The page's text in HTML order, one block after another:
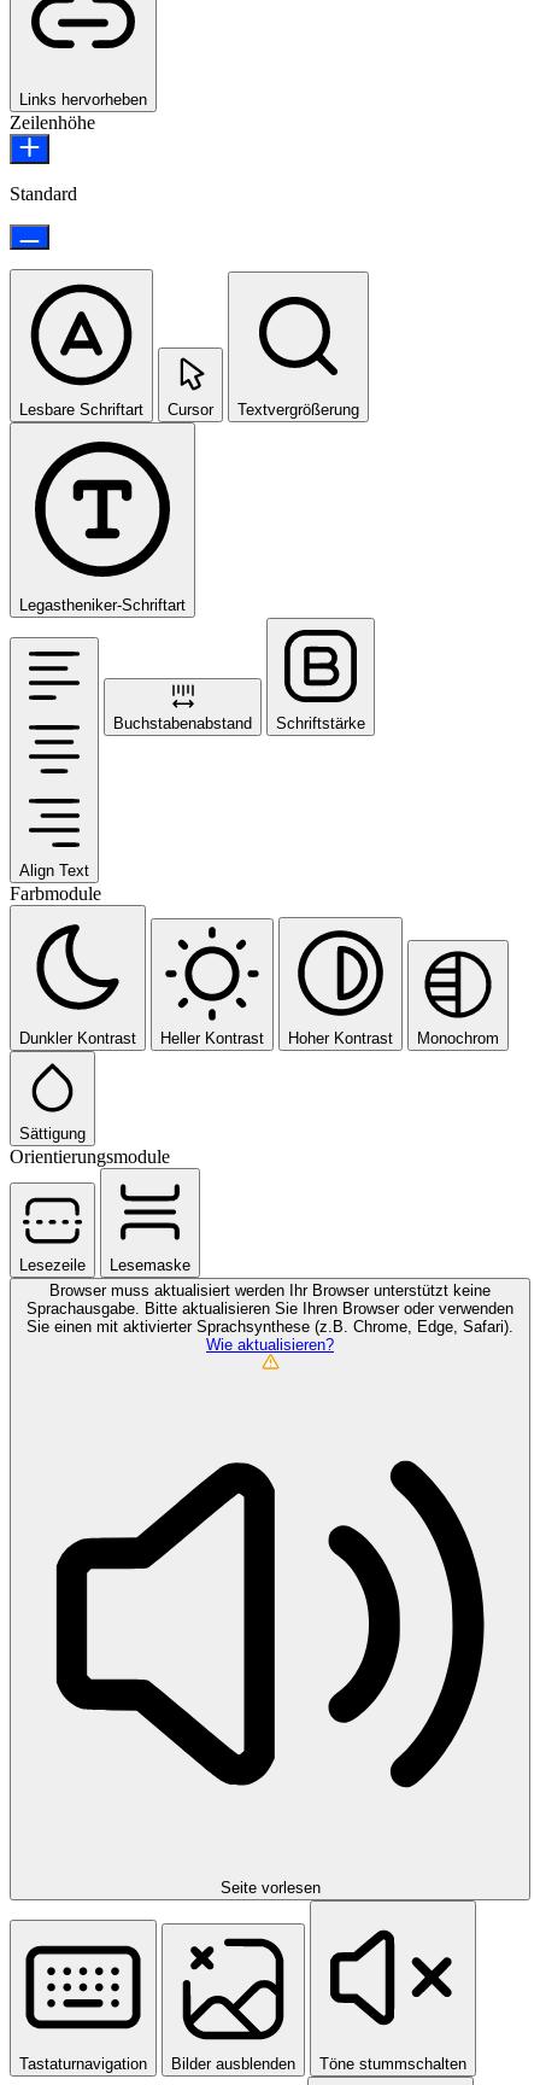
Links hervorheben
Zeilenhöhe
Standard
Lesbare Schriftart Cursor Textvergrößerung
Legastheniker-Schriftart
Align Text
Buchstabenabstand Schriftstärke
Farbmodule
Dunkler Kontrast Heller Kontrast Hoher Kontrast Monochrom
Sättigung
Orientierungsmodule
Lesezeile
Lesemaske
Browser muss aktualisiert werden Ihr Browser unterstützt keine
Sprachausgabe. Bitte aktualisieren Sie Ihren Browser oder verwenden
Sie einen mit aktivierter Sprachsynthese (z.B. Chrome, Edge, Safari).
Wie aktualisieren?
Seite vorlesen
Tastaturnavigation Bilder ausblenden Töne stummschalten